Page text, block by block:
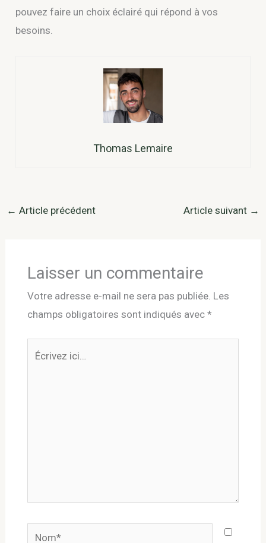
pouvez faire un choix éclairé qui répond à vos
besoins.
Thomas Lemaire
← Article précédent Article suivant →
Laisser un commentaire
Votre adresse e-mail ne sera pas publiée. Les
champs obligatoires sont indiqués avec *
Nom*